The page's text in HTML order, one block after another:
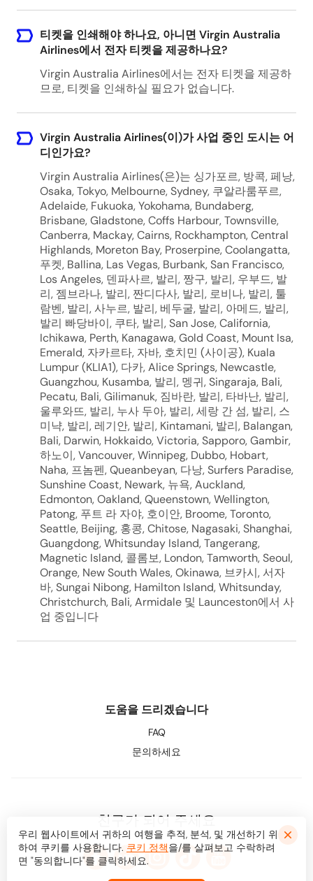
티켓을 인쇄해야 하나요, 아니면 Virgin Australia
Airlines에서 전자 티켓을 제공하나요?
Virgin Australia Airlines에서는 전자 티켓을 제공하
므로, 티켓을 인쇄하실 필요가 없습니다.
Virgin Australia Airlines(이)가 사업 중인 도시는 어
디인가요?
Virgin Australia Airlines(은)는 싱가포르, 방콕, 페낭,
Osaka, Tokyo, Melbourne, Sydney, 쿠알라룸푸르,
Adelaide, Fukuoka, Yokohama, Bundaberg,
Brisbane, Gladstone, Coffs Harbour, Townsville,
Canberra, Mackay, Cairns, Rockhampton, Central
Highlands, Moreton Bay, Proserpine, Coolangatta,
푸켓, Ballina, Las Vegas, Burbank, San Francisco,
Los Angeles, 덴파사르, 발리, 짱구, 발리, 우부드, 발
리, 젬브라나, 발리, 짠디다사, 발리, 로비나, 발리, 툴
람벤, 발리, 사누르, 발리, 베두굴, 발리, 아메드, 발리,
발리 빠당바이, 쿠타, 발리, San Jose, California,
Ichikawa, Perth, Kanagawa, Gold Coast, Mount Isa,
Emerald, 자카르타, 자바, 호치민 (사이공), Kuala
Lumpur (KLIA1), 다카, Alice Springs, Newcastle,
Guangzhou, Kusamba, 발리, 멩귀, Singaraja, Bali,
Pecatu, Bali, Gilimanuk, 짐바란, 발리, 타바난, 발리,
울루와뜨, 발리, 누사 두아, 발리, 세랑 간 섬, 발리, 스
미냑, 발리, 레기안, 발리, Kintamani, 발리, Balangan,
Bali, Darwin, Hokkaido, Victoria, Sapporo, Gambir,
하노이, Vancouver, Winnipeg, Dubbo, Hobart,
Naha, 프놈펜, Queanbeyan, 다낭, Surfers Paradise,
Sunshine Coast, Newark, 뉴욕, Auckland,
Edmonton, Oakland, Queenstown, Wellington,
Patong, 푸트 라 자야, 호이안, Broome, Toronto,
Seattle, Beijing, 홍콩, Chitose, Nagasaki, Shanghai,
Guangdong, Whitsunday Island, Tangerang,
Magnetic Island, 콜롬보, London, Tamworth, Seoul,
Orange, New South Wales, Okinawa, 브카시, 서자
바, Sungai Nibong, Hamilton Island, Whitsunday,
Christchurch, Bali, Armidale 및 Launceston에서 사
업 중입니다
도움을 드리겠습니다
FAQ
문의하세요
친구가 되어 주세요
우리 웹사이트에서 귀하의 여행을 추적, 분석, 및 개선하기 위
하여 쿠키를 사용합니다. 쿠키 정책을/를 살펴보고 수락하려
면 "동의합니다"를 클릭하세요.